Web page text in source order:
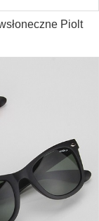
Piolt